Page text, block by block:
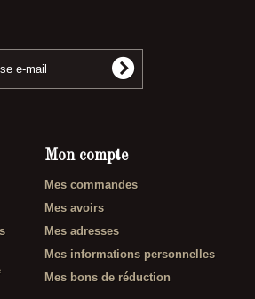
Mon compte
Mes commandes
Mes avoirs
Mes adresses
Mes informations personnelles
Mes bons de réduction